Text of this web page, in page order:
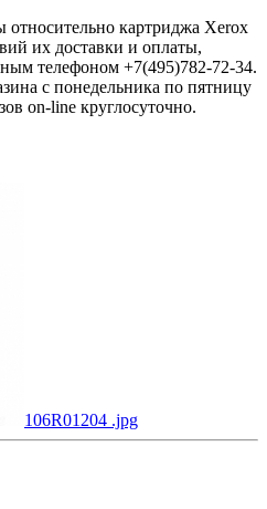
относительно картриджа Xerox
их доставки и оплаты,
телефоном +7(495)782-72-34.
с понедельника по пятницу
on-line круглосуточно.
106R01204 .jpg